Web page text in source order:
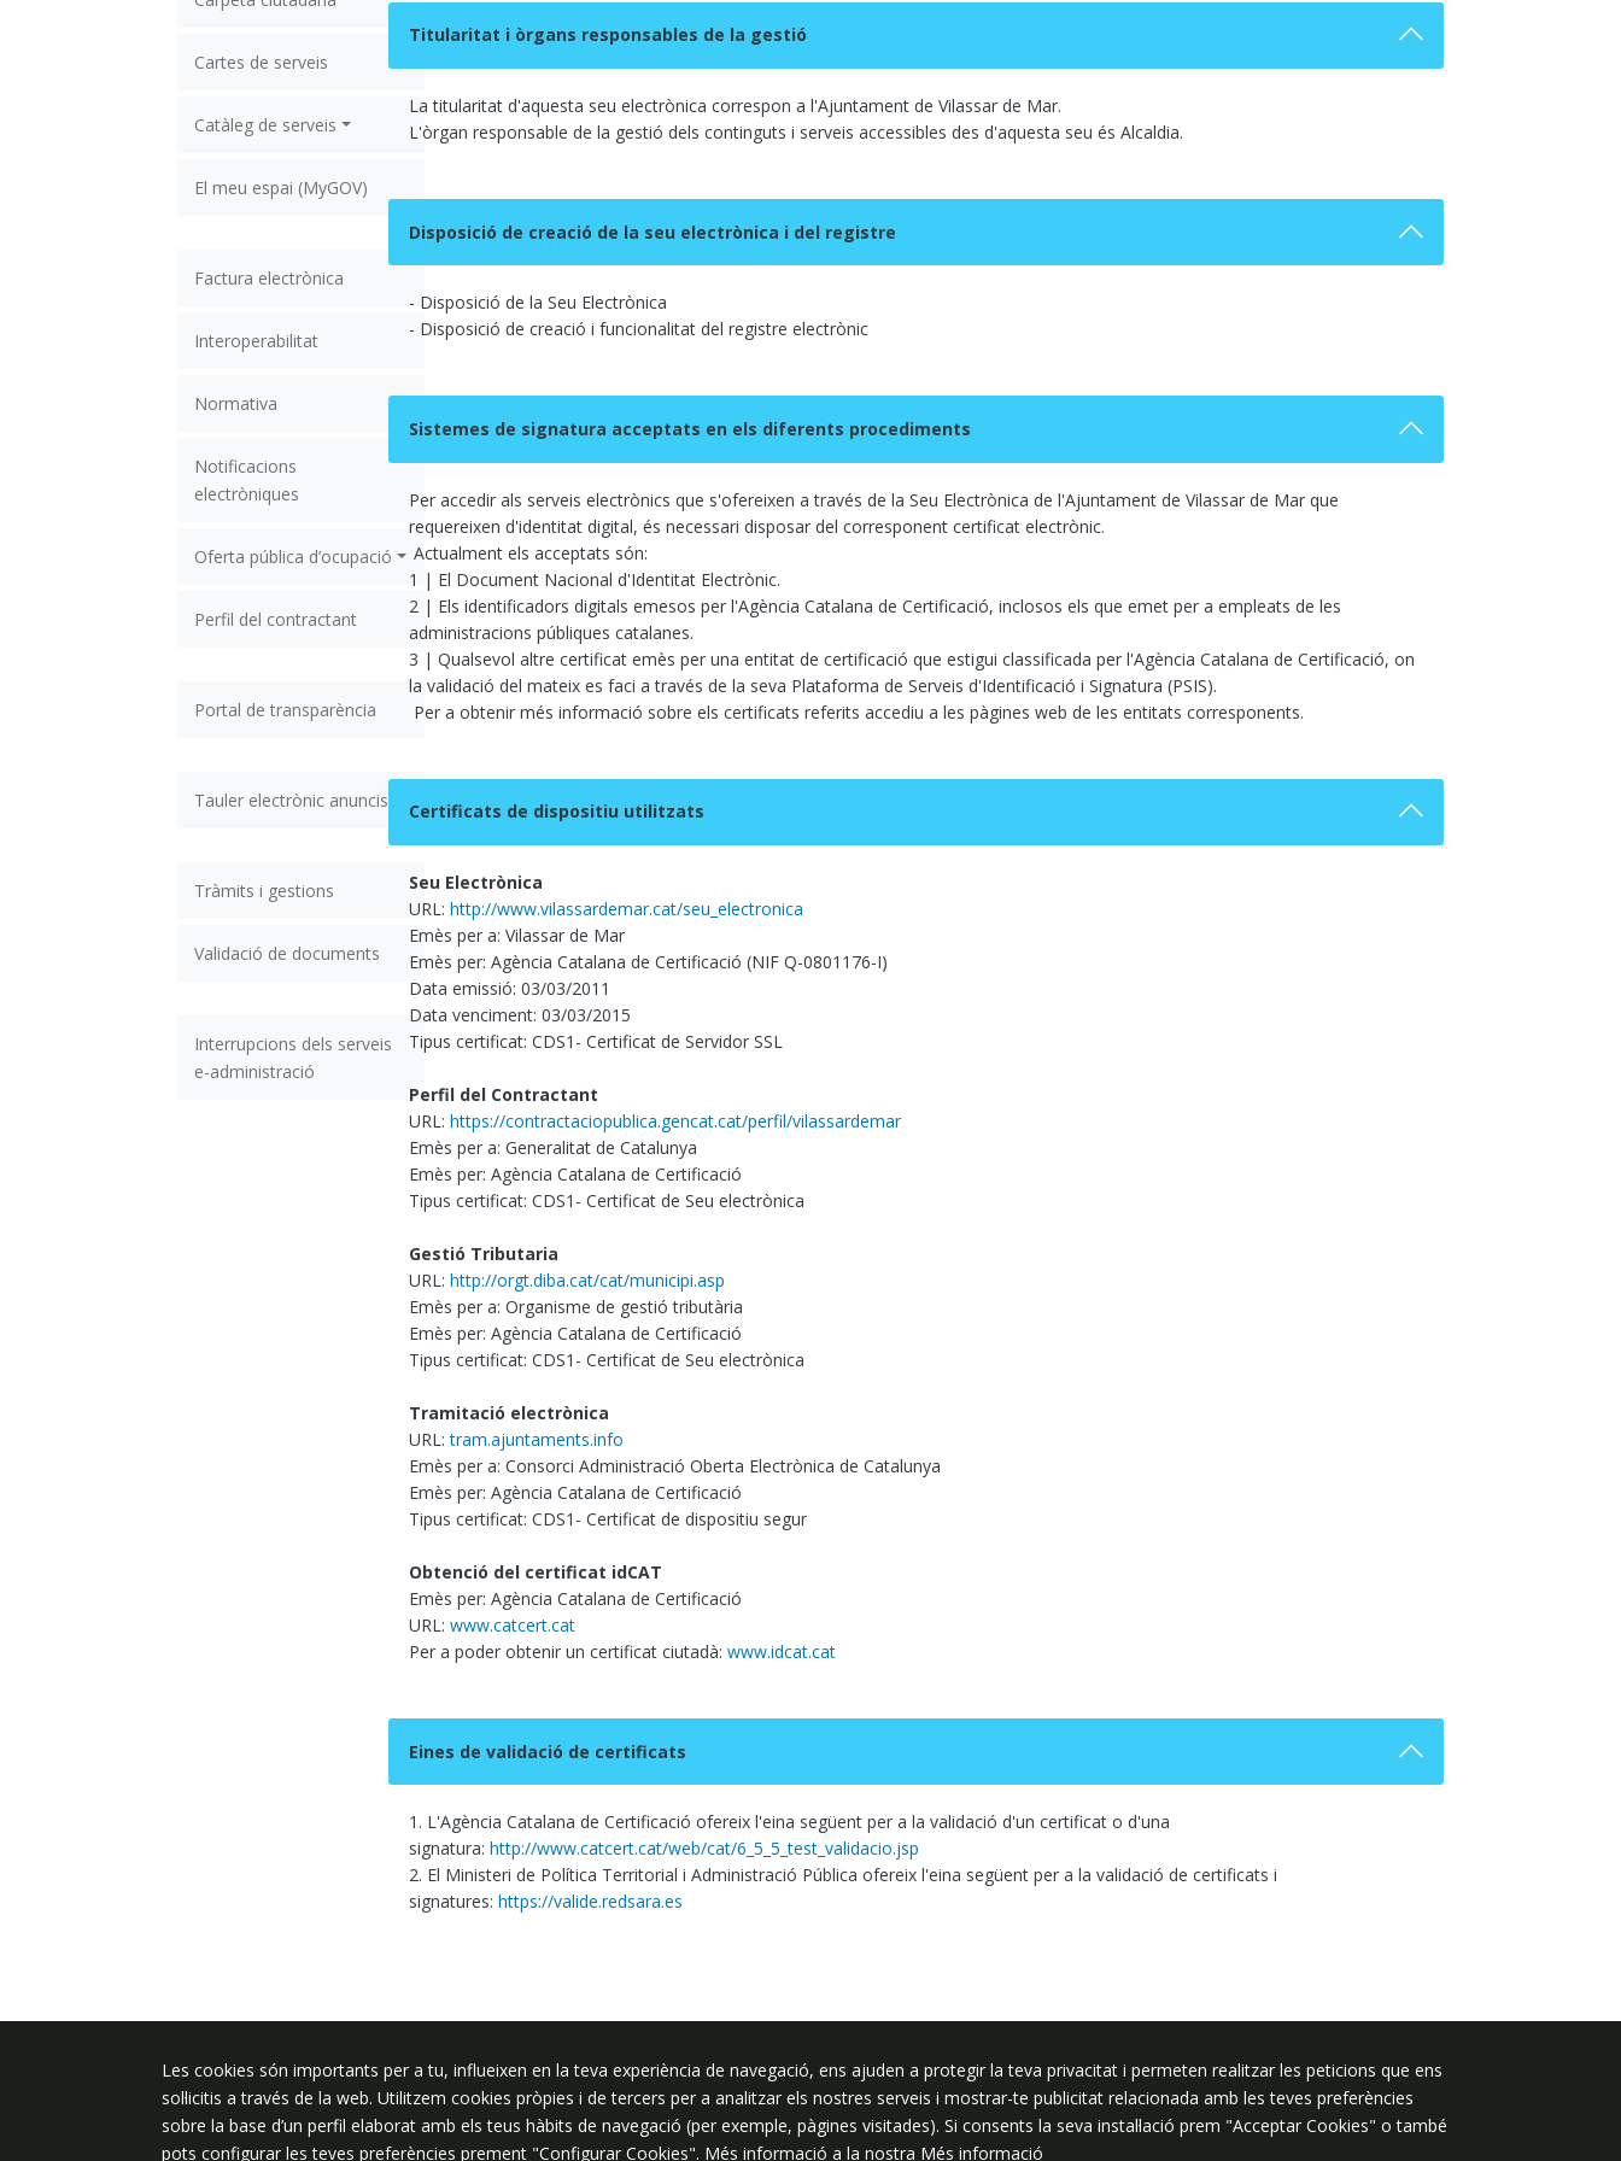
Cartes de serveis
Catàleg de serveis
El meu espai (MyGOV)
Factura electrònica
Interoperabilitat
Normativa
Notificacions
electròniques
Oferta pública d’ocupació
Perfil del contractant
Portal de transparència
Tauler electrònic anuncis
Tràmits i gestions
Validació de documents
Interrupcions dels serveis
e-administració
Titularitat i òrgans responsables de la gestió
La titularitat d'aquesta seu electrònica correspon a l'Ajuntament de Vilassar de Mar.
L'òrgan responsable de la gestió dels continguts i serveis accessibles des d'aquesta seu és Alcaldia.
Disposició de creació de la seu electrònica i del registre
- Disposició de la Seu Electrònica
- Disposició de creació i funcionalitat del registre electrònic
Sistemes de signatura acceptats en els diferents procediments
Per accedir als serveis electrònics que s'ofereixen a través de la Seu Electrònica de l'Ajuntament de Vilassar de Mar que
requereixen d'identitat digital, és necessari disposar del corresponent certificat electrònic.
Actualment els acceptats són:
1 | El Document Nacional d'Identitat Electrònic.
2 | Els identificadors digitals emesos per l'Agència Catalana de Certificació, inclosos els que emet per a empleats de les
administracions públiques catalanes.
3 | Qualsevol altre certificat emès per una entitat de certificació que estigui classificada per l'Agència Catalana de Certificació, on
la validació del mateix es faci a través de la seva Plataforma de Serveis d'Identificació i Signatura (PSIS).
Per a obtenir més informació sobre els certificats referits accediu a les pàgines web de les entitats corresponents.
Certificats de dispositiu utilitzats
Seu Electrònica
URL: http://www.vilassardemar.cat/seu_electronica
Emès per a: Vilassar de Mar
Emès per: Agència Catalana de Certificació (NIF Q-0801176-I)
Data emissió: 03/03/2011
Data venciment: 03/03/2015
Tipus certificat: CDS1- Certificat de Servidor SSL
Perfil del Contractant
URL: https://contractaciopublica.gencat.cat/perfil/vilassardemar
Emès per a: Generalitat de Catalunya
Emès per: Agència Catalana de Certificació
Tipus certificat: CDS1- Certificat de Seu electrònica
Gestió Tributaria
URL: http://orgt.diba.cat/cat/municipi.asp
Emès per a: Organisme de gestió tributària
Emès per: Agència Catalana de Certificació
Tipus certificat: CDS1- Certificat de Seu electrònica
Tramitació electrònica
URL:tram.ajuntaments.info
Emès per a: Consorci Administració Oberta Electrònica de Catalunya
Emès per: Agència Catalana de Certificació
Tipus certificat: CDS1- Certificat de dispositiu segur
Obtenció del certificat idCAT
Emès per: Agència Catalana de Certificació
URL: www.catcert.cat
Per a poder obtenir un certificat ciutadà: www.idcat.cat
Eines de validació de certificats
1. L'Agència Catalana de Certificació ofereix l'eina següent per a la validació d'un certificat o d'una
signatura: http://www.catcert.cat/web/cat/6_5_5_test_validacio.jsp
2. El Ministeri de Política Territorial i Administració Pública ofereix l'eina següent per a la validació de certificats i
signatures: https://valide.redsara.es
Plaça de l'Ajuntament 6, 08340 Vilassar
de Mar
937 542 400
Segueix-nos a:
Les cookies són importants per a tu, influeixen en la teva experiència de navegació, ens ajuden a protegir la teva privacitat i permeten realitzar les peticions que ens
sol·licitis a través de la web. Utilitzem cookies pròpies i de tercers per a analitzar els nostres serveis i mostrar-te publicitat relacionada amb les teves preferències
sobre la base d’un perfil elaborat amb els teus hàbits de navegació (per exemple, pàgines visitades). Si consents la seva instal·lació prem "Acceptar Cookies" o també
pots configurar les teves preferències prement "Configurar Cookies". Més informació a la nostra Més informació